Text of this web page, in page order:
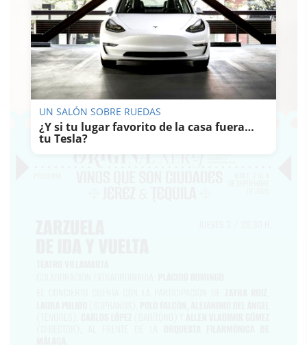
UN SALÓN SOBRE RUEDAS
¿Y si tu lugar favorito de la casa fuera…
tu Tesla?